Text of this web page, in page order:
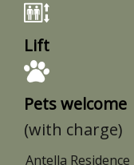
Lift
Pets welcome
(with charge)
Antella Residence